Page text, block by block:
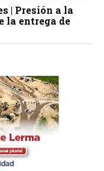
| Presión a la
la entrega de